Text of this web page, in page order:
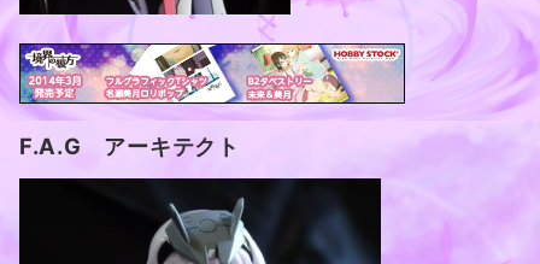
F.A.G アーキテクト